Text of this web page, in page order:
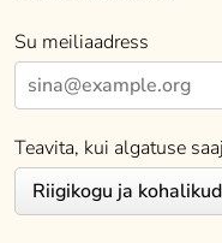
Su meiliaadress
Teavita, kui algatuse